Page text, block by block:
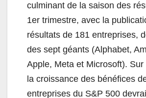
culminant de la saison des
1er trimestre, avec la
résultats de 181 entreprises,
des sept géants (Alphabet,
Apple, Meta et Microsoft). Sur
la croissance des bénéfices
entreprises du S&P 500